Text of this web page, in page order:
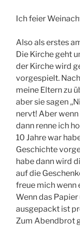
Ich feier
Also als erstes
Die Kirche geht
der Kirche wird
vorgespielt.
meine Eltern zu
aber sie sagen
nervt! Aber
dann renne ich
10 Jahre war
Geschichte
habe dann wird
auf die
freue mich wenn
Wenn das
ausgepackt ist
Zum Abendbrot